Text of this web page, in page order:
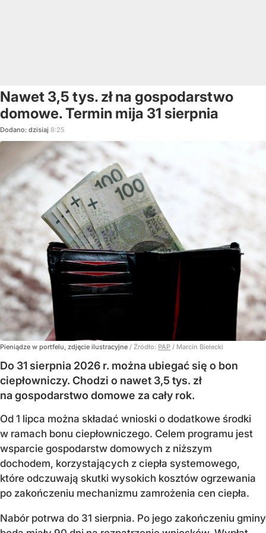
Nawet 3,5 tys. zł na gospodarstwo
domowe. Termin mija 31 sierpnia
Dodano: dzisiaj 8:25
Pieniądze w portfelu, zdjęcie ilustracyjne / Źródło: PAP / Marcin Bielecki
Do 31 sierpnia 2026 r. można ubiegać się o bon
ciepłowniczy. Chodzi o nawet 3,5 tys. zł
na gospodarstwo domowe za cały rok.
Od 1 lipca można składać wnioski o dodatkowe środki
w ramach bonu ciepłowniczego. Celem programu jest
wsparcie gospodarstw domowych z niższym
dochodem, korzystających z ciepła systemowego,
które odczuwają skutki wysokich kosztów ogrzewania
po zakończeniu mechanizmu zamrożenia cen ciepła.
Nabór potrwa do 31 sierpnia. Po jego zakończeniu gminy